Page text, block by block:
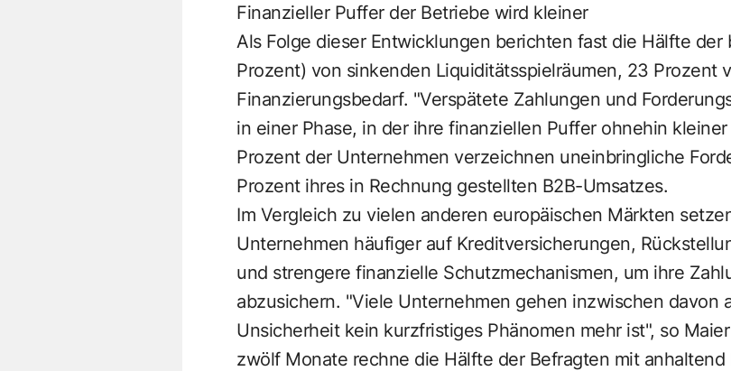
Finanzieller Puffer der Betriebe wird kleiner
Als Folge dieser Entwicklungen berichten fast die Hälfte
Prozent) von sinkenden Liquiditätsspielräumen, 23 Prozent
Finanzierungsbedarf. "Verspätete Zahlungen und
in einer Phase, in der ihre finanziellen Puffer ohnehin
Prozent der Unternehmen verzeichnen uneinbringliche
Prozent ihres in Rechnung gestellten B2B-Umsatzes.
Im Vergleich zu vielen anderen europäischen Märkten
Unternehmen häufiger auf Kreditversicherungen,
und strengere finanzielle Schutzmechanismen, um ihre
abzusichern. "Viele Unternehmen gehen inzwischen davon
Unsicherheit kein kurzfristiges Phänomen mehr ist", so
zwölf Monate rechne die Hälfte der Befragten mit anhaltend